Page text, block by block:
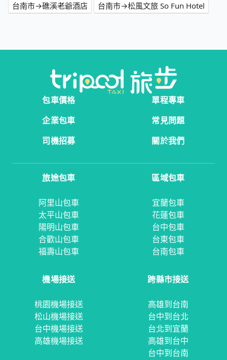
台南市→礁溪老爺酒店
台南市→松風文旅 So Fun Hotel
包車價格
單程專車
企業包車
常見問題
司機招募
關於我們
旅途包車
阿里山包車
太平山包車
陽明山包車
合歡山包車
福壽山包車
區域包車
宜蘭包車
花蓮包車
台中包車
台東包車
台南包車
機場接送
桃園機場接送
松山機場接送
台中機場接送
高雄機場接送
跨縣市接送
高雄到台南
台中到台北
台北到宜蘭
高雄到台中
台中到台南